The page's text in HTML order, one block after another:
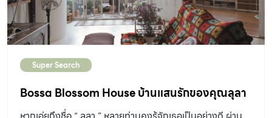
Super Search
Bossa Blossom House บ้านแสนรักของคุณลุลา